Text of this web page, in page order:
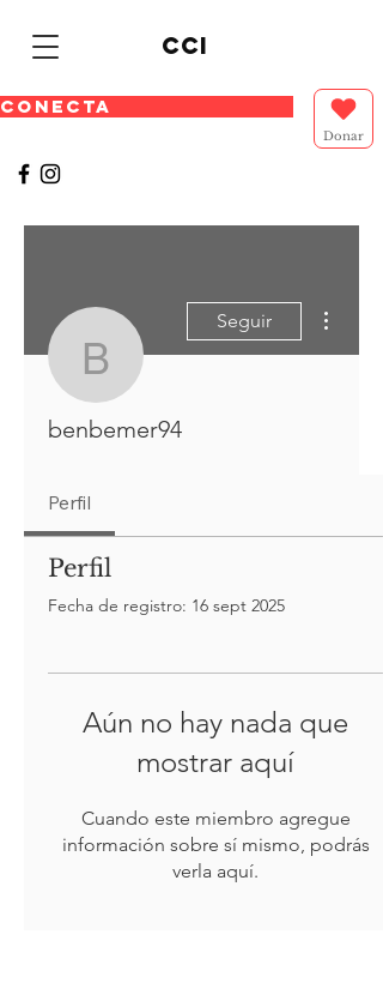
cci
CONECTA
Donar
benbemer94
Seguir
benbemer94
Perfil
Perfil
Fecha de registro: 16 sept 2025
Aún no hay nada que
mostrar aquí
Cuando este miembro agregue
información sobre sí mismo, podrás
verla aquí.